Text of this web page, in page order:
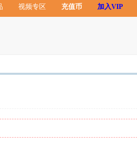
视频专区 充值币 加入VIP